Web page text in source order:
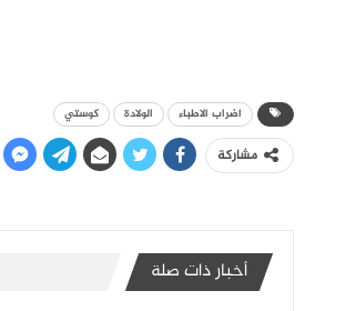
اضراب الاطباء الولادة كوستي
مشاركة
أخبار ذات صلة